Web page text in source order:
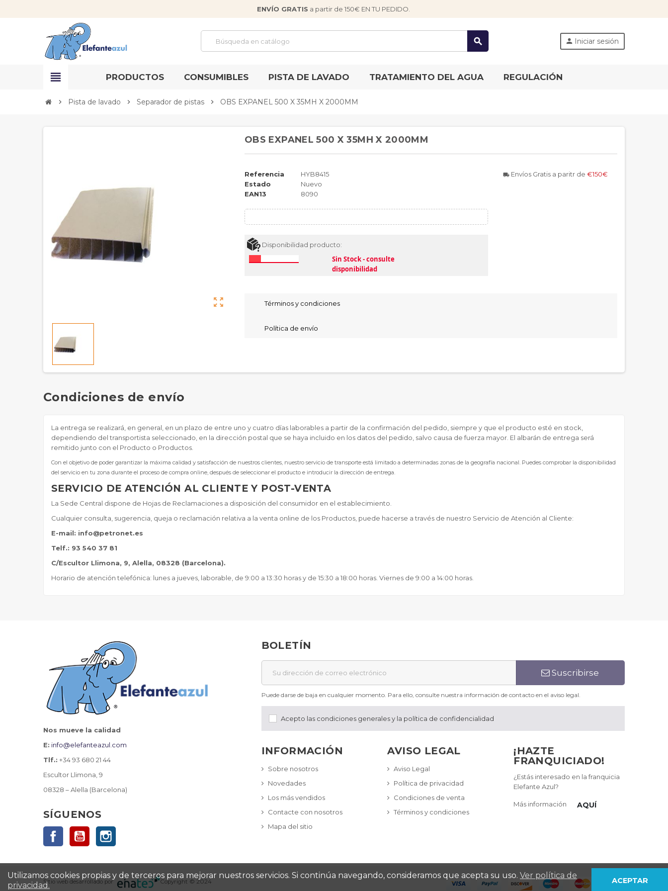
ENVÍO GRATIS a partir de 150€ EN TU PEDIDO.
search person Iniciar sesión
view_headline PRODUCTOS CONSUMIBLES PISTA DE LAVADO TRATAMIENTO DEL AGUA REGULACIÓN
chevron_right Pista de lavado chevron_right Separador de pistas chevron_right OBS EXPANEL 500 X 35MH X 2000MM
zoom_out_map
OBS EXPANEL 500 X 35MH X 2000MM
Referencia
HYB8415
Estado
Nuevo
EAN13
8090
Disponibilidad producto:
Sin Stock - consulte
disponibilidad
local_shippingEnvíos Gratis a paritr de €150€
Términos y condiciones
Política de envío
Condiciones de envío
La entrega se realizará, en general, en un plazo de entre uno y cuatro días laborables a partir de la confirmación del pedido, siempre y que el producto esté en stock,
dependiendo del transportista seleccionado, en la dirección postal que se haya incluido en los datos del pedido, salvo causa de fuerza mayor. El albarán de entrega será
remitido junto con el Producto o Productos.
Con el objetivo de poder garantizar la máxima calidad y satisfacción de nuestros clientes, nuestro servicio de transporte está limitado a determinadas zonas de la geografía nacional. Puedes comprobar la disponibilidad
del servicio en tu zona durante el proceso de compra online, después de seleccionar el producto e introducir la dirección de entrega.
SERVICIO DE ATENCIÓN AL CLIENTE Y POST-VENTA
La Sede Central dispone de Hojas de Reclamaciones a disposición del consumidor en el establecimiento.
Cualquier consulta, sugerencia, queja o reclamación relativa a la venta online de los Productos, puede hacerse a través de nuestro Servicio de Atención al Cliente:
E-mail: info@petronet.es
Telf.: 93 540 37 81
C/Escultor Llimona, 9, Alella, 08328 (Barcelona).
Horario de atención telefónica: lunes a jueves, laborable, de 9:00 a 13:30 horas y de 15:30 a 18:00 horas. Viernes de 9:00 a 14:00 horas.
Nos mueve la calidad
E: info@elefanteazul.com
Tlf.: +34 93 680 21 44
Escultor Llimona, 9
08328 – Alella (Barcelona)
SÍGUENOS
FacebookYouTube
BOLETÍN
Suscribirse
Puede darse de baja en cualquier momento. Para ello, consulte nuestra información de contacto en el aviso legal.
Acepto las condiciones generales y la política de confidencialidad
INFORMACIÓN
Sobre nosotros
Novedades
Los más vendidos
Contacte con nosotros
Mapa del sitio
AVISO LEGAL
Aviso Legal
Política de privacidad
Condiciones de venta
Términos y condiciones
¡HAZTE
FRANQUICIADO!
¿Estás interesado en la franquicia
Elefante Azul?
Más información AQUÍ
Sitio web desarrollado por Copyright © 2024
Utilizamos cookies propias y de terceros para mejorar nuestros servicios. Si continúa navegando, consideramos que acepta su uso. Ver política de
privacidad.
ACEPTAR